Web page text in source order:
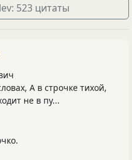
523 цитаты
А в строчке тихой,
не в пу...